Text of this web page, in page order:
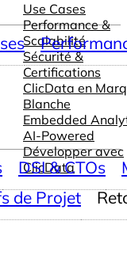
Use Cases
Performance &
Scalabilité
Sécurité &
Certifications
ClicData en
Blanche
Embedded
AI-Powered
Développer avec
ClicData
DSI & CTOs
de Projet